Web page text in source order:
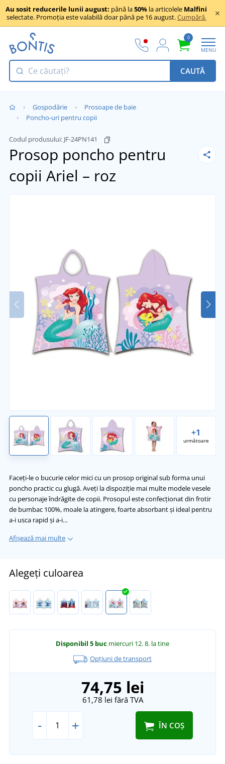
Au sosit reducerile lunii august: până la50% la articolele Malfini
selectate. Promoția este valabilă doar până pe 16 august.Cumpără.
0
MENU
CAUTĂ
Gospodărie
Prosoape de baie
Poncho-uri pentru copii
Codul produsului: JF-24PN141
Prosop poncho pentru
copii Ariel – roz
+1
următoare
Faceți-le o bucurie celor mici cu un prosop original sub forma unui
poncho practic cu glugă. Aveți la dispoziție mai multe modele vesele
cu personaje îndrăgite de copii. Prosopul este confecționat din frotir
de bumbac 100%, moale la atingere, foarte absorbant și ideal pentru
a-i usca rapid și a-i…
Afișează mai multe
Alegeți culoarea
Disponibil 5 buc miercuri 12. 8. la tine
Opțiuni de transport
74,75 lei
61,78 lei fără TVA
- + ÎN COȘ